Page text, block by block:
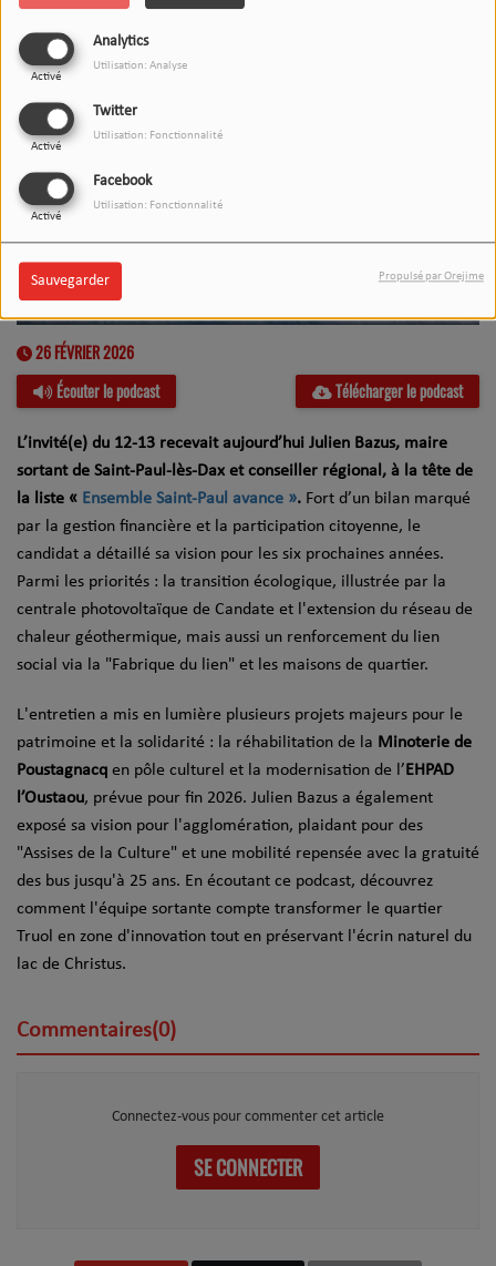
Analytics
Activé
Utilisation: Analyse
Twitter
Activé
Utilisation: Fonctionnalité
Facebook
Activé
Utilisation: Fonctionnalité
Sauvegarder Propulsé par Orejime
26 FÉVRIER 2026
Écouter le podcast
Télécharger le podcast
L’invité(e) du 12-13 recevait aujourd’hui Julien Bazus, maire
sortant de Saint-Paul-lès-Dax et conseiller régional, à la tête de
la liste « Ensemble Saint-Paul avance ». Fort d’un bilan marqué
par la gestion financière et la participation citoyenne, le
candidat a détaillé sa vision pour les six prochaines années.
Parmi les priorités : la transition écologique, illustrée par la
centrale photovoltaïque de Candate et l'extension du réseau de
chaleur géothermique, mais aussi un renforcement du lien
social via la "Fabrique du lien" et les maisons de quartier.
L'entretien a mis en lumière plusieurs projets majeurs pour le
patrimoine et la solidarité : la réhabilitation de la Minoterie de
Poustagnacq en pôle culturel et la modernisation de l’ EHPAD
l’Oustaou, prévue pour fin 2026. Julien Bazus a également
exposé sa vision pour l'agglomération, plaidant pour des
"Assises de la Culture" et une mobilité repensée avec la gratuité
des bus jusqu'à 25 ans. En écoutant ce podcast, découvrez
comment l'équipe sortante compte transformer le quartier
Truol en zone d'innovation tout en préservant l'écrin naturel du
lac de Christus.
Commentaires(0)
Connectez-vous pour commenter cet article
SE CONNECTER